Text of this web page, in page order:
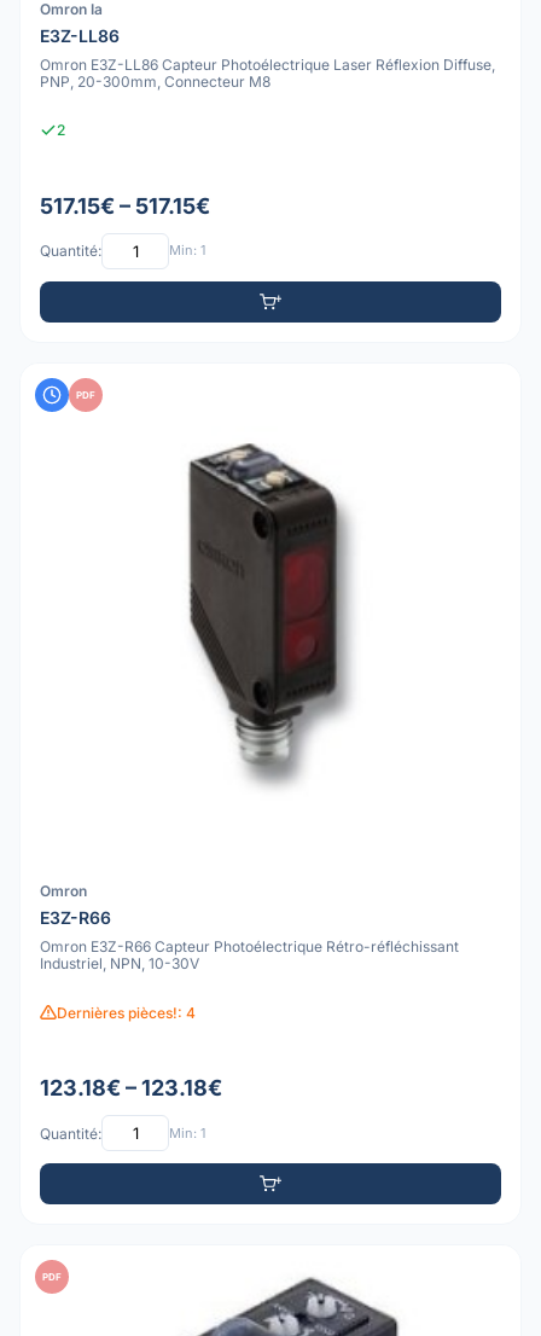
Omron Ia
E3Z-LL86
Omron E3Z-LL86 Capteur Photoélectrique Laser Réflexion Diffuse,
PNP, 20-300mm, Connecteur M8
2
517.15€ – 517.15€
Quantité: Min: 1
PDF
Omron
E3Z-R66
Omron E3Z-R66 Capteur Photoélectrique Rétro-réfléchissant
Industriel, NPN, 10-30V
Dernières pièces!: 4
123.18€ – 123.18€
Quantité: Min: 1
PDF